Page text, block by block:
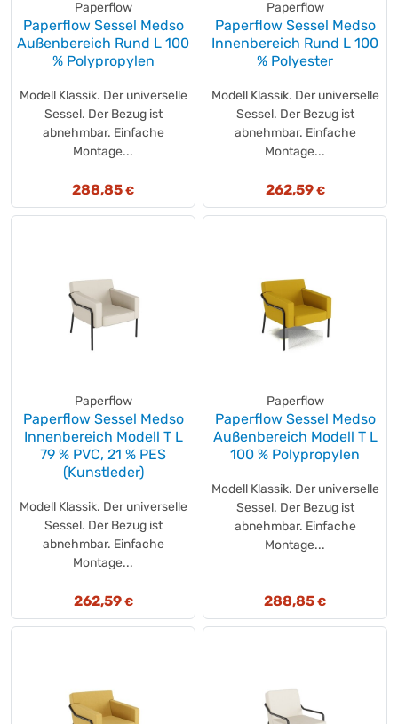
Paperflow
Paperflow Sessel Medso
Außenbereich Rund L 100
% Polypropylen
Modell Klassik. Der universelle
Sessel. Der Bezug ist
abnehmbar. Einfache
Montage...
288,85 €
Paperflow
Paperflow Sessel Medso
Innenbereich Rund L 100
% Polyester
Modell Klassik. Der universelle
Sessel. Der Bezug ist
abnehmbar. Einfache
Montage...
262,59€
Paperflow
Paperflow Sessel Medso
Innenbereich Modell T L
79 % PVC, 21 % PES
(Kunstleder)
Modell Klassik. Der universelle
Sessel. Der Bezug ist
abnehmbar. Einfache
Montage...
262,59€
Paperflow
Paperflow Sessel Medso
Außenbereich Modell T L
100 % Polypropylen
Modell Klassik. Der universelle
Sessel. Der Bezug ist
abnehmbar. Einfache
Montage...
288,85 €